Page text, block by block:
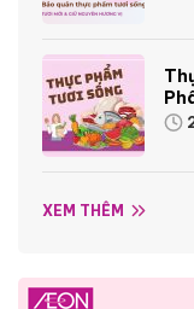
XEM THÊM